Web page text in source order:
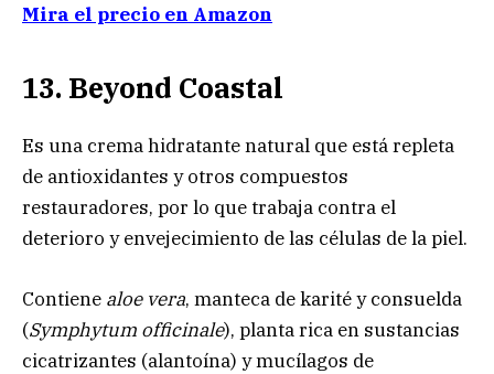
Mira el precio en Amazon
13. Beyond Coastal
Es una crema hidratante natural que está repleta
de antioxidantes y otros compuestos
restauradores, por lo que trabaja contra el
deterioro y envejecimiento de las células de la piel.
Contiene aloe vera, manteca de karité y consuelda
(Symphytum officinale), planta rica en sustancias
cicatrizantes (alantoína) y mucílagos de